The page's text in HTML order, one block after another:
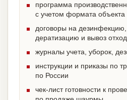
программа
с учетом формата объекта
договоры на дезинфекцию,
дератизацию и вывоз
журналы учета, уборок,
инструкции и приказы по
по России
чек-лист готовности к